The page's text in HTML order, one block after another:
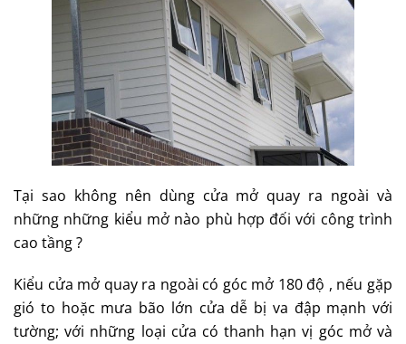
Tại sao không nên dùng cửa mở quay ra ngoài và
những những kiểu mở nào phù hợp đối với công trình
cao tầng ?
Kiểu cửa mở quay ra ngoài có góc mở 180 độ , nếu gặp
gió to hoặc mưa bão lớn cửa dễ bị va đập mạnh với
tường; với những loại cửa có thanh hạn vị góc mở và